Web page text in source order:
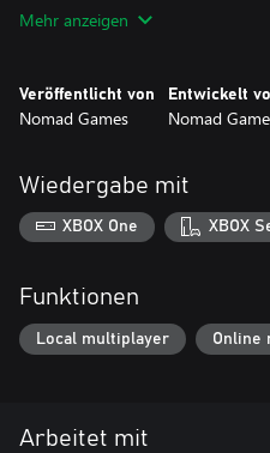
Augenzahl deine
höher als die Stärke oder das
Wenn du eine Stadt, die Taverne
du dort auftreten und dir ein
wieder voll auffüllen.
Mehr anzeigen
Veröffentlicht von
Nomad Games
Entwickelt
Nomad
Wiedergabe mit
XBOX One XBOX
Funktionen
Local multiplayer Online
Arbeitet mit